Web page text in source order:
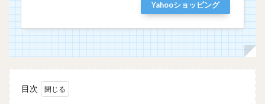
Yahooショッピング
目次